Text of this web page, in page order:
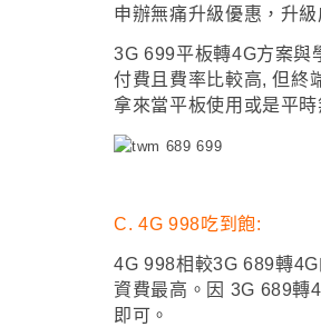
申辦無痛升級優惠，升
3G 699平板轉4G方案與
付費且費率比較高, 但終
拿來當平板使用或是平
C. 4G 998吃到飽:
4G 998相較3G 689轉
資費最高 。因 3G 689轉
即可
。